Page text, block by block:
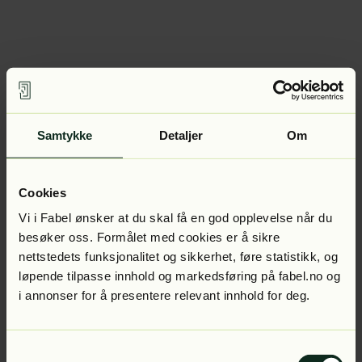
Samtykke Detaljer Om
Cookies
Vi i Fabel ønsker at du skal få en god opplevelse når du
besøker oss. Formålet med cookies er å sikre
nettstedets funksjonalitet og sikkerhet, føre statistikk, og
løpende tilpasse innhold og markedsføring på fabel.no og
i annonser for å presentere relevant innhold for deg.